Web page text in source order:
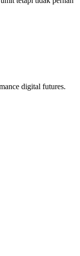
digital futures.